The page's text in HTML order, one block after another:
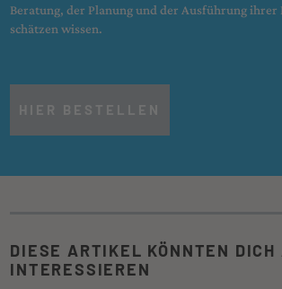
Beratung, der Planung und der Ausführung ihrer
schätzen wissen.
HIER BESTELLEN
DIESE ARTIKEL KÖNNTEN DICH
INTERESSIEREN